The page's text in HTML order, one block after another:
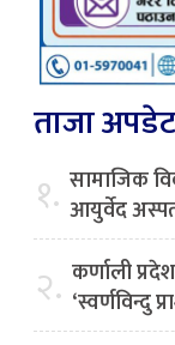
ताजा अपडेट
१. सामाजिक
आयुर्वेद
२. कर्णाली
‘स्वर्णविन्दु